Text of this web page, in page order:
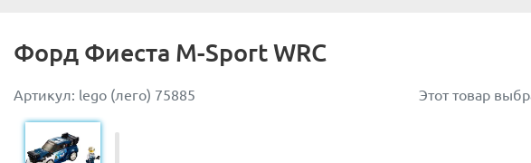
Форд Фиеста M-Sport WRC
Артикул: lego (лего) 75885 Этот товар